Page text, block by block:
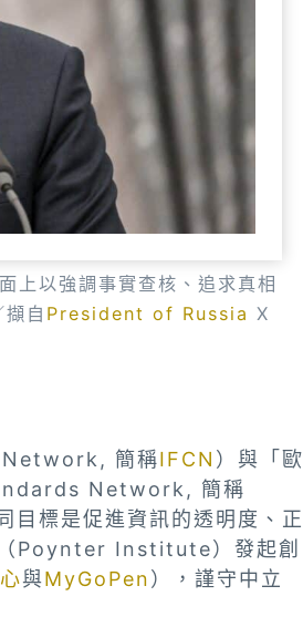
上以強調事實查核、追求真相
自 President of Russia X
簡稱IFCN ）與「歐
Network, 簡稱
目標是促進資訊的透明度、正
（Poynter Institute）發起創
與MyGoPen），謹守中立